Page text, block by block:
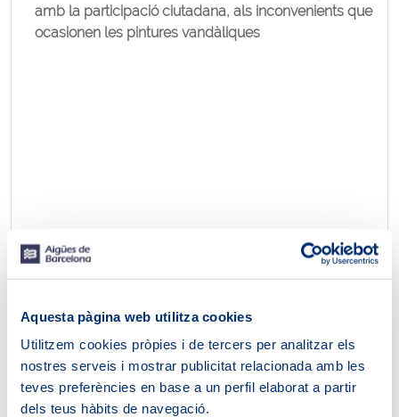
Aquesta pàgina web utilitza cookies
Utilitzem cookies pròpies i de tercers per analitzar els
nostres serveis i mostrar publicitat relacionada amb les
teves preferències en base a un perfil elaborat a partir
dels teus hàbits de navegació.
amb la participació ciutadana, als inconvenients que
ocasionen les pintures vandàliques